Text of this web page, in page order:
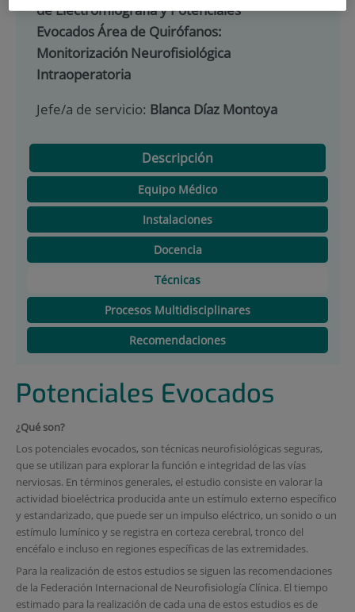
de Electromiografía y Potenciales
Evocados Área de Quirófanos:
Monitorización Neurofisiológica
Intraoperatoria
Jefe/a de servicio: Blanca Díaz Montoya
Descripción
Equipo Médico
Instalaciones
Docencia
Técnicas
Procesos Multidisciplinares
Recomendaciones
Potenciales Evocados
¿Qué son?
Los potenciales evocados, son técnicas neurofisiológicas seguras,
que se utilizan para explorar la función e integridad de las vías
nerviosas. En términos generales, el estudio consiste en valorar la
actividad bioeléctrica producida ante un estímulo externo específico
y estandarizado, que puede ser un impulso eléctrico, un sonido o un
estímulo lumínico y se registra en corteza cerebral, tronco del
encéfalo e incluso en regiones específicas de las extremidades.
Para la realización de estos estudios se siguen las recomendaciones
de la Federación Internacional de Neurofisiología Clínica. El tiempo
estimado para la realización de cada una de estos estudios es de